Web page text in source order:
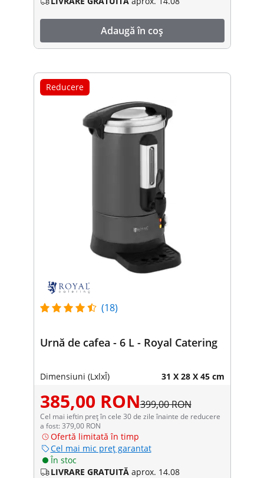
Adaugă în coș
Reducere
(18)
Urnă de cafea - 6 L - Royal Catering
Dimensiuni (LxlxÎ) 31 X 28 X 45 cm
385,00 RON399,00 RON
Cel mai ieftin preț în cele 30 de zile înainte de reducere
a fost: 379,00 RON
Ofertă limitată în timp
Cel mai mic preț garantat
În stoc
LIVRARE GRATUITĂ aprox. 14.08